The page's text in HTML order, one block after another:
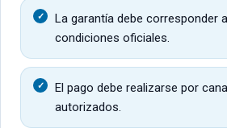
La garantía debe corresponder
condiciones oficiales.
El pago debe realizarse por
autorizados.